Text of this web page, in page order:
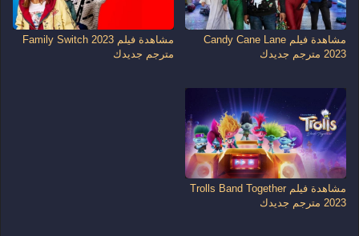
مشاهدة فيلم Candy Cane Lane
2023 مترجم جديدك
مشاهدة فيلم Family Switch 2023
مترجم جديدك
مشاهدة فيلم Trolls Band Together
2023 مترجم جديدك